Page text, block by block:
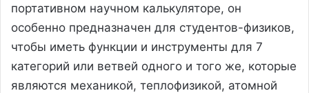
портативном научном калькуляторе, он
особенно предназначен для студентов-физиков,
чтобы иметь функции и инструменты для 7
категорий или ветвей одного и того же, которые
являются механикой, теплофизикой, атомной